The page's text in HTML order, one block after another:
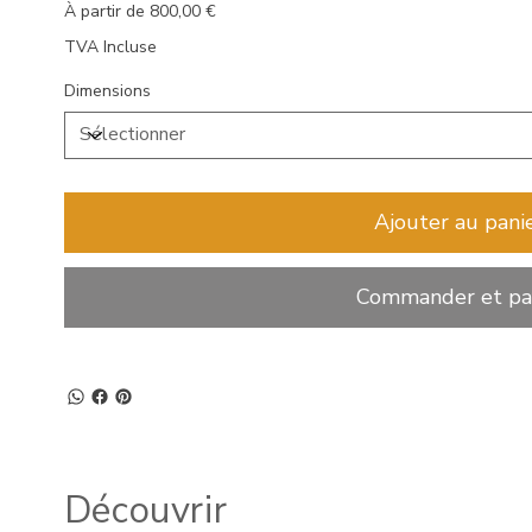
Découvrir
À partir de Prix
800,00 €
TVA Incluse
Dimensions
Ajouter au
Commander et